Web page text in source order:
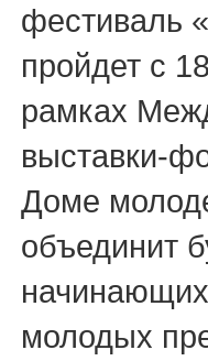
фестиваль
пройдет с
рамках
выставки-
Доме
объединит
молодых